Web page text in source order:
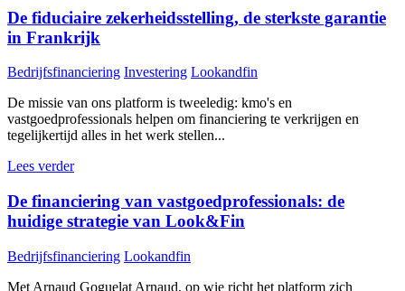
De fiduciaire zekerheidsstelling, de sterkste garantie
in Frankrijk
Bedrijfsfinanciering Investering Lookandfin
De missie van ons platform is tweeledig: kmo's en
vastgoedprofessionals helpen om financiering te verkrijgen en
tegelijkertijd alles in het werk stellen...
Lees verder
De financiering van vastgoedprofessionals: de
huidige strategie van Look&Fin
Bedrijfsfinanciering Lookandfin
Met Arnaud Goguelat Arnaud, op wie richt het platform zich